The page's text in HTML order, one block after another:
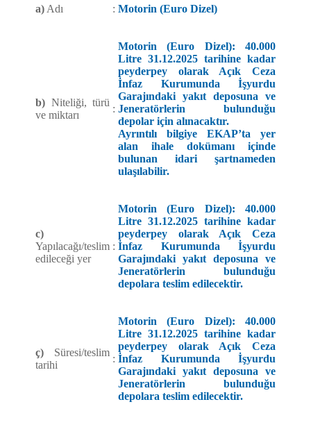
a) Adı : Motorin (Euro Dizel)
b) Niteliği, türü
ve miktarı
:
Motorin (Euro Dizel): 40.000
Litre 31.12.2025 tarihine kadar
peyderpey olarak Açık Ceza
İnfaz Kurumunda İşyurdu
Garajındaki yakıt deposuna ve
Jeneratörlerin bulunduğu
depolar için alınacaktır.
Ayrıntılı bilgiye EKAP’ta yer
alan ihale dokümanı içinde
bulunan idari şartnameden
ulaşılabilir.
c)
Yapılacağı/teslim
edileceği yer
:
Motorin (Euro Dizel): 40.000
Litre 31.12.2025 tarihine kadar
peyderpey olarak Açık Ceza
İnfaz Kurumunda İşyurdu
Garajındaki yakıt deposuna ve
Jeneratörlerin bulunduğu
depolara teslim edilecektir.
ç) Süresi/teslim
tarihi
:
Motorin (Euro Dizel): 40.000
Litre 31.12.2025 tarihine kadar
peyderpey olarak Açık Ceza
İnfaz Kurumunda İşyurdu
Garajındaki yakıt deposuna ve
Jeneratörlerin bulunduğu
depolara teslim edilecektir.